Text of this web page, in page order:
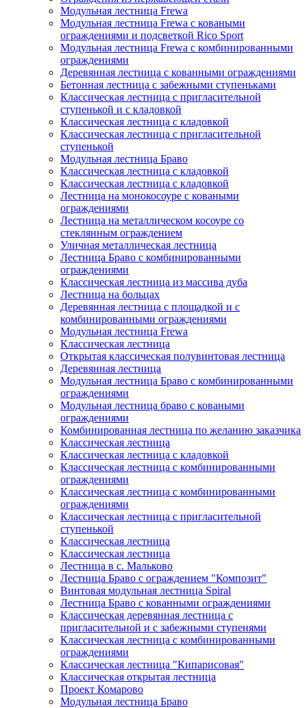
Модульная лестница Frewa
Модульная лестница Frewa с коваными
ограждениями и подсветкой Rico Sport
Модульная лестница Frewa с комбинированными
ограждениями
Деревянная лестница с кованными ограждениями
Бетонная лестница с забежными ступеньками
Классическая лестница с пригласительной
ступенькой и с кладовкой
Классическая лестница с кладовкой
Классическая лестница с пригласительной
ступенькой
Модульная лестница Браво
Классическая лестница с кладовкой
Классическая лестница с кладовкой
Лестница на монокосоуре с коваными
ограждениями
Лестница на металлическом косоуре со
стеклянным ограждением
Уличная металлическая лестница
Лестница Браво с комбинированными
ограждениями
Классическая лестница из массива дуба
Лестница на больцах
Деревянная лестница с площадкой и с
комбинированными ограждениями
Модульная лестница Frewa
Классическая лестница
Открытая классическая полувинтовая лестница
Деревянная лестница
Модульная лестница Браво с комбинированными
ограждениями
Модульная лестница браво с коваными
ограждениями
Комбинированная лестница по желанию заказчика
Классическая лестница
Классическая лестница с кладовкой
Классическая лестница с комбинированными
ограждениями
Классическая лестница с комбинированными
ограждениями
Классическая лестница с пригласительной
ступенькой
Классическая лестница
Классическая лестница
Лестница в с. Мальково
Лестница Браво с ограждением "Композит"
Винтовая модульная лестница Spiral
Лестница Браво с кованными ограждениями
Классическая деревянная лестница с
пригласительной и с забежными ступенями
Классическая лестница с комбинированными
ограждениями
Классическая лестница "Кипарисовая"
Классическая открытая лестница
Проект Комарово
Модульная лестница Браво